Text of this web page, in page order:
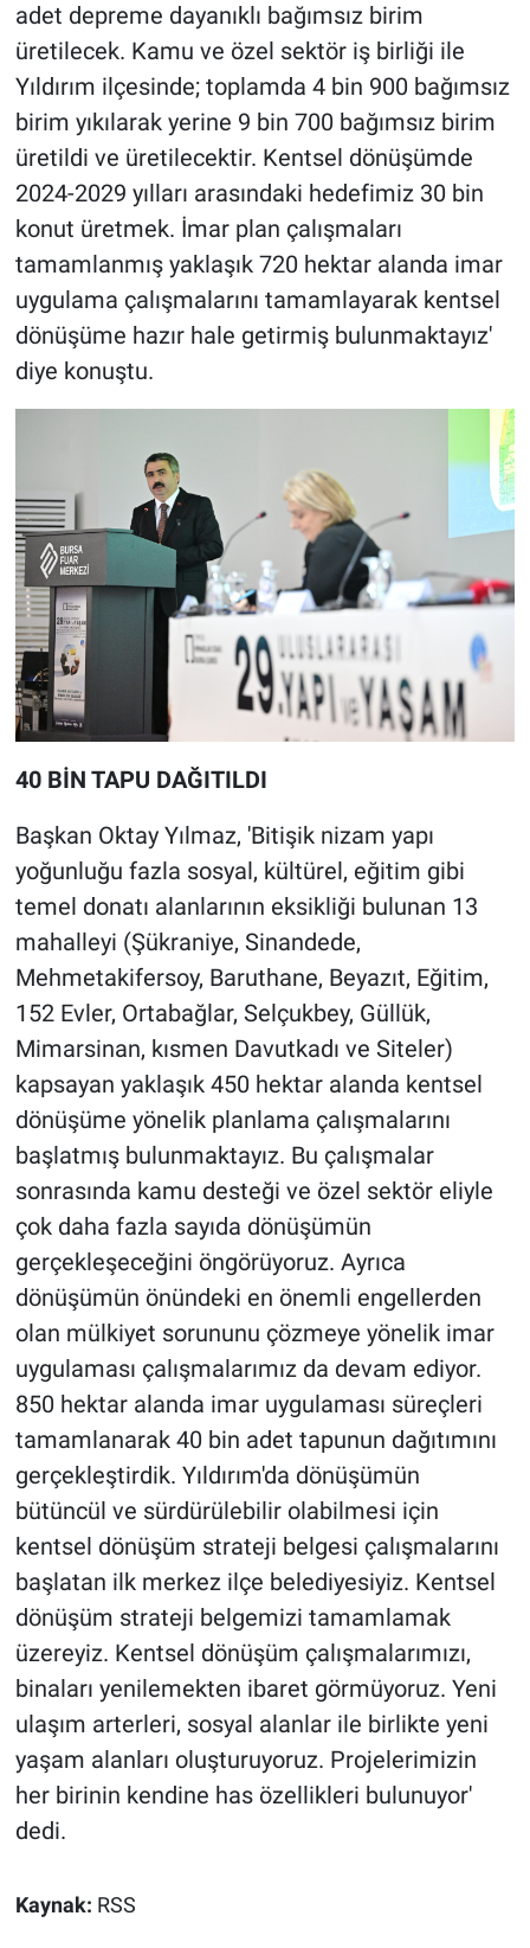
adet depreme dayanıklı bağımsız birim
üretilecek. Kamu ve özel sektör iş birliği ile
Yıldırım ilçesinde; toplamda 4 bin 900 bağımsız
birim yıkılarak yerine 9 bin 700 bağımsız birim
üretildi ve üretilecektir. Kentsel dönüşümde
2024-2029 yılları arasındaki hedefimiz 30 bin
konut üretmek. İmar plan çalışmaları
tamamlanmış yaklaşık 720 hektar alanda imar
uygulama çalışmalarını tamamlayarak kentsel
dönüşüme hazır hale getirmiş bulunmaktayız'
diye konuştu.
40 BİN TAPU DAĞITILDI
Başkan Oktay Yılmaz, 'Bitişik nizam yapı
yoğunluğu fazla sosyal, kültürel, eğitim gibi
temel donatı alanlarının eksikliği bulunan 13
mahalleyi (Şükraniye, Sinandede,
Mehmetakifersoy, Baruthane, Beyazıt, Eğitim,
152 Evler, Ortabağlar, Selçukbey, Güllük,
Mimarsinan, kısmen Davutkadı ve Siteler)
kapsayan yaklaşık 450 hektar alanda kentsel
dönüşüme yönelik planlama çalışmalarını
başlatmış bulunmaktayız. Bu çalışmalar
sonrasında kamu desteği ve özel sektör eliyle
çok daha fazla sayıda dönüşümün
gerçekleşeceğini öngörüyoruz. Ayrıca
dönüşümün önündeki en önemli engellerden
olan mülkiyet sorununu çözmeye yönelik imar
uygulaması çalışmalarımız da devam ediyor.
850 hektar alanda imar uygulaması süreçleri
tamamlanarak 40 bin adet tapunun dağıtımını
gerçekleştirdik. Yıldırım'da dönüşümün
bütüncül ve sürdürülebilir olabilmesi için
kentsel dönüşüm strateji belgesi çalışmalarını
başlatan ilk merkez ilçe belediyesiyiz. Kentsel
dönüşüm strateji belgemizi tamamlamak
üzereyiz. Kentsel dönüşüm çalışmalarımızı,
binaları yenilemekten ibaret görmüyoruz. Yeni
ulaşım arterleri, sosyal alanlar ile birlikte yeni
yaşam alanları oluşturuyoruz. Projelerimizin
her birinin kendine has özellikleri bulunuyor'
dedi.
Kaynak: RSS